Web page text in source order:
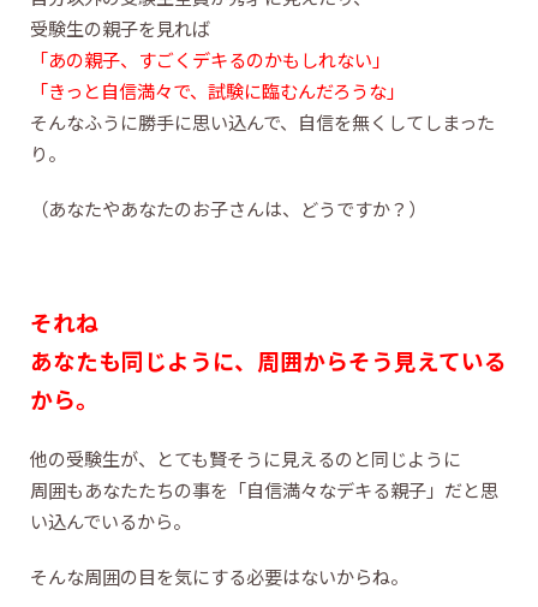
受験生の親子を見れば
「あの親子、すごくデキるのかもしれない」
「きっと自信満々で、試験に臨むんだろうな」
そんなふうに勝手に思い込んで、自信を無くしてしまった
り。
（あなたやあなたのお子さんは、どうですか？）
それね
あなたも同じように、周囲からそう見えている
から。
他の受験生が、とても賢そうに見えるのと同じように
周囲もあなたたちの事を「自信満々なデキる親子」だと思
い込んでいるから。
そんな周囲の目を気にする必要はないからね。